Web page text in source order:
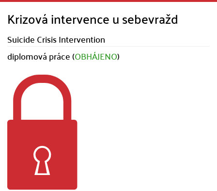
Krizová intervence u sebevražd
Suicide Crisis Intervention
diplomová práce (OBHÁJENO)